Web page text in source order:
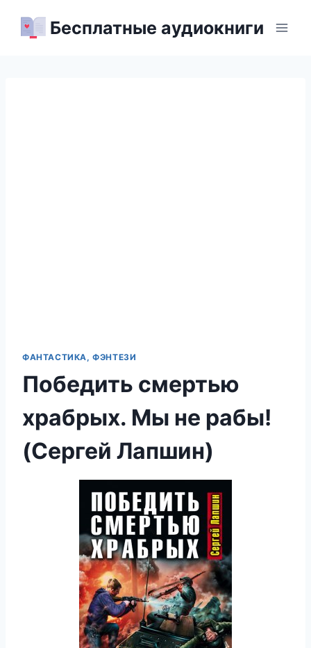
Бесплатные аудиокниги
ФАНТАСТИКА, ФЭНТЕЗИ
Победить смертью
храбрых. Мы не рабы!
(Сергей Лапшин)